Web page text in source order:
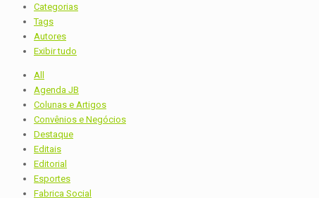
Categorias
Tags
Autores
Exibir tudo
All
Agenda JB
Colunas e Artigos
Convênios e Negócios
Destaque
Editais
Editorial
Esportes
Fabrica Social